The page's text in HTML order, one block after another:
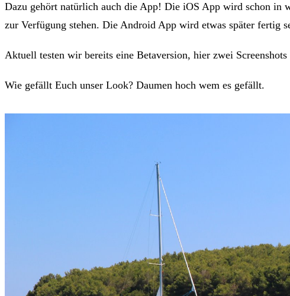
Dazu gehört natürlich auch die App! Die iOS App wird schon in
zur Verfügung stehen. Die Android App wird etwas später fertig
Aktuell testen wir bereits eine Betaversion, hier zwei Screenshots
Wie gefällt Euch unser Look? Daumen hoch wem es gefällt.